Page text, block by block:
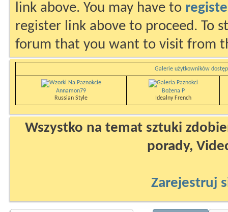
link above. You may have to
register link above to proceed. To
forum that you want to visit from
Galerie użytkowników
Annamon79
Russian Style
Bożena P
Idealny French
Wszystko na temat sztuki
porady,
Zarejestruj